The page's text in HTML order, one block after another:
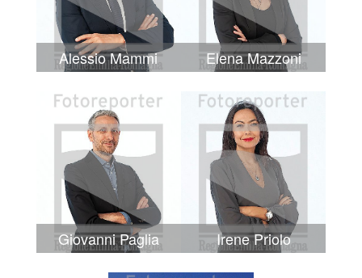
Alessio Mammi Elena Mazzoni
Giovanni Paglia Irene Priolo